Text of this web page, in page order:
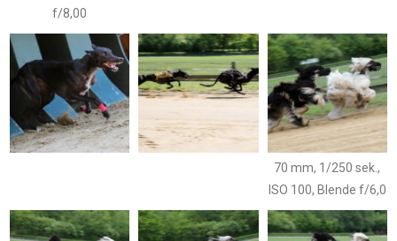
f/8,00
70 mm, 1/250 sek.,
ISO 100, Blende f/6,0